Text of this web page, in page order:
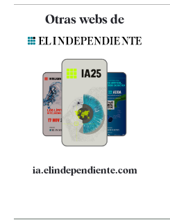
Contacto
Quiénes somos
Especificaciones
Otras webs de
ia.elindependiente.com